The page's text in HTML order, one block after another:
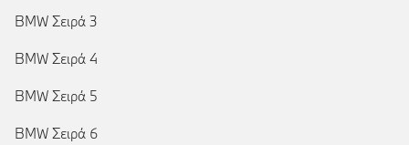
BMW Σειρά 3
BMW Σειρά 4
BMW Σειρά 5
BMW Σειρά 6